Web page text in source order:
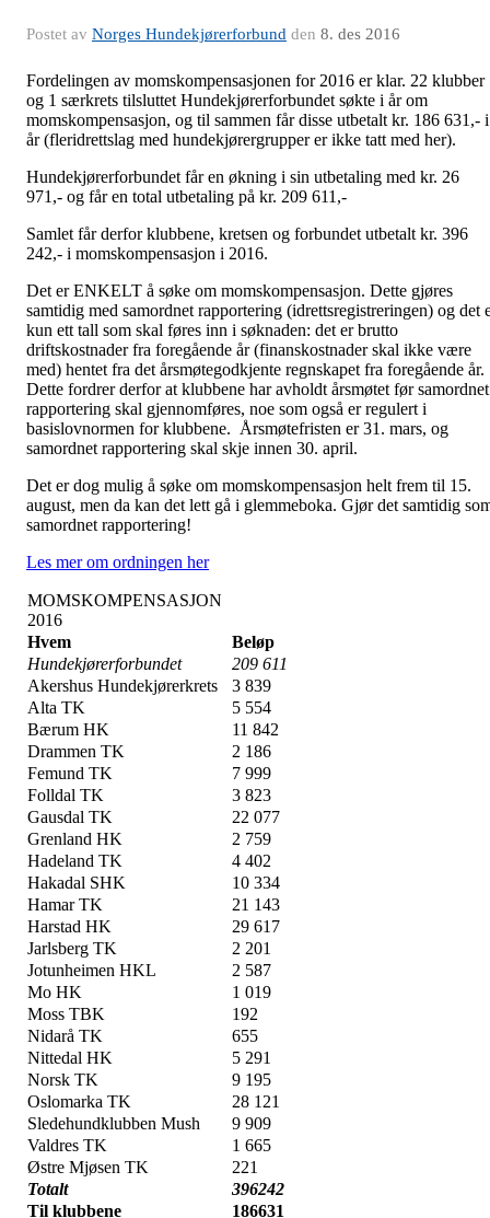
Postet av Norges Hundekjørerforbund den 8. des 2016
Fordelingen av momskompensasjonen for 2016 er klar. 22 klubber
og 1 særkrets tilsluttet Hundekjørerforbundet søkte i år om
momskompensasjon, og til sammen får disse utbetalt kr. 186 631,- i
år (fleridrettslag med hundekjørergrupper er ikke tatt med her).
Hundekjørerforbundet får en økning i sin utbetaling med kr. 26
971,- og får en total utbetaling på kr. 209 611,-
Samlet får derfor klubbene, kretsen og forbundet utbetalt kr. 396
242,- i momskompensasjon i 2016.
Det er ENKELT å søke om momskompensasjon. Dette gjøres
samtidig med samordnet rapportering (idrettsregistreringen) og det
kun ett tall som skal føres inn i søknaden: det er brutto
driftskostnader fra foregående år (finanskostnader skal ikke være
med) hentet fra det årsmøtegodkjente regnskapet fra foregående år.
Dette fordrer derfor at klubbene har avholdt årsmøtet før samordnet
rapportering skal gjennomføres, noe som også er regulert i
basislovnormen for klubbene. Årsmøtefristen er 31. mars, og
samordnet rapportering skal skje innen 30. april.
Det er dog mulig å søke om momskompensasjon helt frem til 15.
august, men da kan det lett gå i glemmeboka. Gjør det samtidig
samordnet rapportering!
Les mer om ordningen her
MOMSKOMPENSASJON
2016
Hvem
Beløp
Hundekjørerforbundet
209 611
Akershus Hundekjørerkrets
3 839
Alta TK
5 554
Bærum HK
11 842
Drammen TK
2 186
Femund TK
7 999
Folldal TK
3 823
Gausdal TK
22 077
Grenland HK
2 759
Hadeland TK
4 402
Hakadal SHK
10 334
Hamar TK
21 143
Harstad HK
29 617
Jarlsberg TK
2 201
Jotunheimen HKL
2 587
Mo HK
1 019
Moss TBK
192
Nidarå TK
655
Nittedal HK
5 291
Norsk TK
9 195
Oslomarka TK
28 121
Sledehundklubben Mush
9 909
Valdres TK
1 665
Østre Mjøsen TK
221
Totalt
396242
Til klubbene
186631